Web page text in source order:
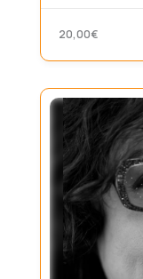
20,00€